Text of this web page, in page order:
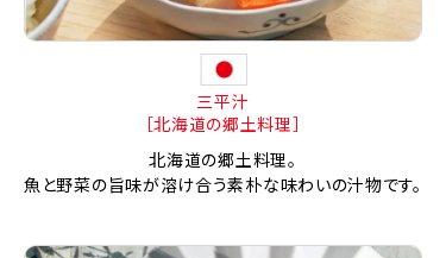
三平汁
［北海道の郷土料理］
北海道の郷土料理。
魚と野菜の旨味が溶け合う素朴な味わいの汁物です。